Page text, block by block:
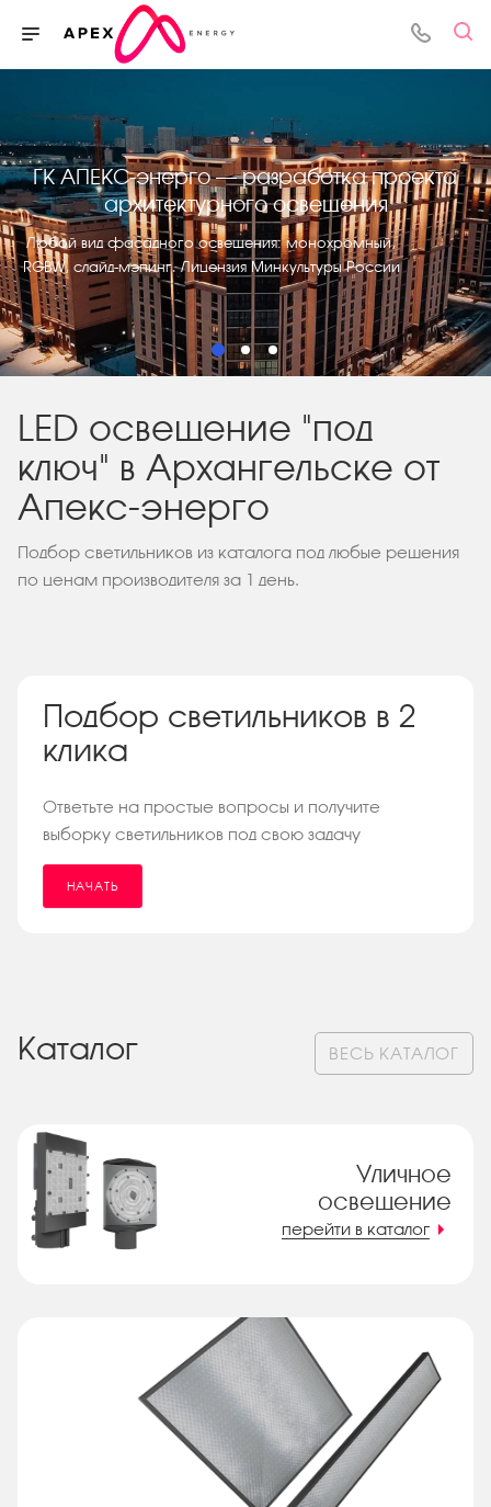
ГК АПЕКС-энерго – разработка проекта
архитектурного освещения
Любой вид фасадного освещения: монохромный,
RGBW, слайд-мэпинг. Лицензия Минкультуры России
LED освещение "под
ключ" в Архангельске от
Апекс-энерго
Подбор светильников из каталога под любые решения
по ценам производителя за 1 день.
Подбор светильников в 2
клика
Ответьте на простые вопросы и получите
выборку светильников под свою задачу
НАЧАТЬ
Каталог ВЕСЬ КАТАЛОГ
Уличное
освещение
перейти в каталог